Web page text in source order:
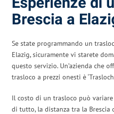
Brescia a
Se state programmando un
Elazig, sicuramente vi starete
questo servizio. Un’azienda che
trasloco a prezzi onesti è
Il costo di un trasloco può
di tutto, la distanza tra la Brescia